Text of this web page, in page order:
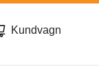
Kundvagn